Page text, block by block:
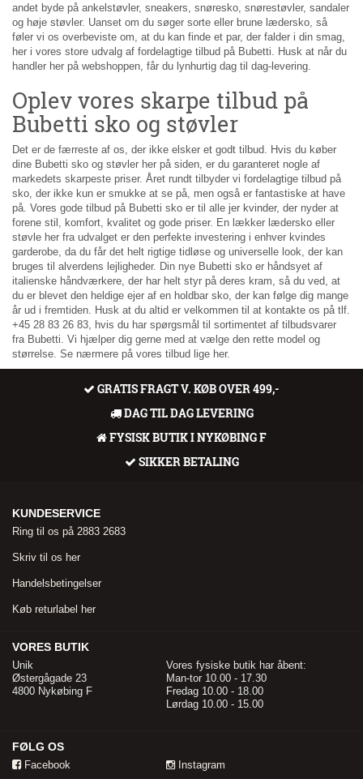
andet byde på ankelstøvler, sneakers, snøresko, snørestøvler, sandaler
og høje støvler. Uanset om du søger sorte eller brune lædersko, så
føler vi os overbeviste om, at du kan finde et par, der falder i din smag,
her i vores store udvalg af fordelagtige tilbud på Bubetti. Husk at når du
handler her på webshoppen, får du lynhurtig dag til dag-levering.
Oplev vores skarpe tilbud på
Bubetti sko og støvler
Det er de færreste af os, der ikke elsker et godt tilbud. Hvis du køber
dine Bubetti sko og støvler her på siden, er du garanteret nogle af
markedets skarpeste priser. Året rundt tilbyder vi fordelagtige tilbud på
sko, der ikke kun er smukke at se på, men også er fantastiske at have
på. Vores gode tilbud på Bubetti sko er til alle jer kvinder, der nyder at
forene stil, komfort, kvalitet og gode priser. En lækker lædersko eller
støvle her fra udvalget er den perfekte investering i enhver kvindes
garderobe, da du får det helt rigtige tidløse og universelle look, der kan
bruges til alverdens lejligheder. Din nye Bubetti sko er håndsyet af
italienske håndværkere, der har helt styr på deres kram, så du ved, at
du er blevet den heldige ejer af en holdbar sko, der kan følge dig mange
år ud i fremtiden. Husk at du altid er velkommen til at kontakte os på tlf.
+45 28 83 26 83, hvis du har spørgsmål til sortimentet af tilbudsvarer
fra Bubetti. Vi hjælper dig gerne med at vælge den rette model og
størrelse. Se nærmere på vores tilbud lige her.
GRATIS FRAGT V. KØB OVER 499,-
DAG TIL DAG LEVERING
FYSISK BUTIK I NYKØBING F
SIKKER BETALING
KUNDESERVICE
Ring til os på 2883 2683
Skriv til os her
Handelsbetingelser
Køb returlabel her
VORES BUTIK
Unik
Østergågade 23
4800 Nykøbing F
Vores fysiske butik har åbent:
Man-tor 10.00 - 17.30
Fredag 10.00 - 18.00
Lørdag 10.00 - 15.00
FØLG OS
Facebook Instagram